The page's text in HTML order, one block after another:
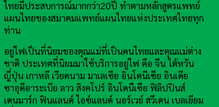
ไทยมีประสบการณ์มากกว่า20ปี ทำตามหลักสูตรแพทย์
แผนไทยของสมาคมแพทย์แผนไทยแห่งประเทศไทยทุก
ท่าน
อยู่ไฟเป็นที่นิยมของคุณแม่ที่เป็นคนไทยและคุณแม่ต่าง
ชาติ ประเทศที่นิยมมาใช้บริการอยู่ไฟ คือ จีน ไต้หวัน
ญี่ปุ่น เกาหลี เวียดนาม มาเลเซีย อินโดนีเซีย อินเดีย
ซาอุดีอาระเบีย ลาว สิงคโปร์ อินโดนีเซีย ฟิลิปปินส์
เดนมาร์ก ฟินแลนด์ ไอซ์แลนด์ นอร์เวย์ สวีเดน เบลเยียม